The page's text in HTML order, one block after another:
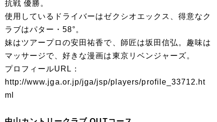
抗戦 優勝。
使用しているドライバーはゼクシオエックス、得意なク
ラブはパター・58°。
妹はツアープロの安田祐香で、師匠は坂田信弘。趣味は
マッサージで、好きな漫画は東京リベンジャーズ。
プロフィールURL：
http://www.jga.or.jp/jga/jsp/players/profile_33712.ht
ml